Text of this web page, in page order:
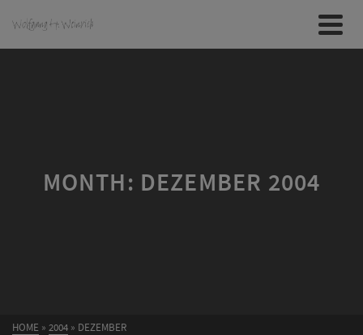
MONTH: DEZEMBER 2004
HOME » 2004 » DEZEMBER